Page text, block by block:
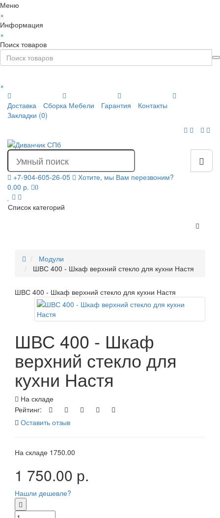
Меню
×
Информация
×
Поиск товаров
×
Доставка
Сборка Мебели Гарантия
Контакты
Закладки (0)
+7-904-605-26-05
Хотите, мы Вам перезвоним?
0.00 р.
0
Список категорий
Модули
ШВС 400 - Шкаф верхний стекло для кухни Настя
ШВС 400 - Шкаф верхний стекло для кухни Настя
ШВС 400 - Шкаф
верхний стекло для
кухни Настя
На складе
Рейтинг:
Оставить отзыв
На складе 1750.00
1 750.00 р.
Нашли дешевле?